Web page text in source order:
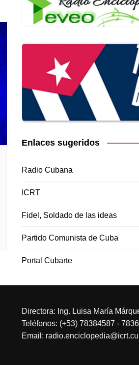
Enlaces sugeridos
Radio Cubana
ICRT
Fidel, Soldado de las ideas
Partido Comunista de Cuba
Portal Cubarte
Directora: Ing. Luisa María
Teléfonos: (+53) 78384587 -
Email: radio.enciclopedia@icrt.cu